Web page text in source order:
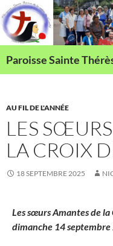
Aller
au
contenu
AU FIL DE L'ANNÉE
LES
LA CROIX
18 SEPTEMBRE 2025
Les sœurs Amantes de
dimanche 14